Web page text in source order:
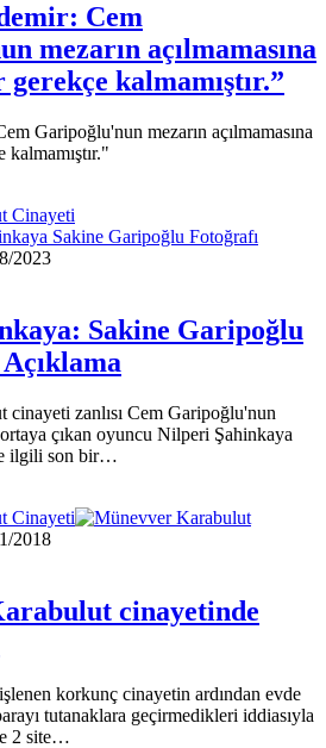
Cem
mezarın açılmamasına
kalmamıştır.”
Garipoğlu'nun mezarın açılmamasına
Cinayeti
2023
Sakine Garipoğlu
zanlısı Cem Garipoğlu'nun
çıkan oyuncu Nilperi Şahinkaya
ilgili son bir…
Cinayeti
2018
cinayetinde
korkunç cinayetin ardından evde
tutanaklara geçirmedikleri iddiasıyla
2 site…